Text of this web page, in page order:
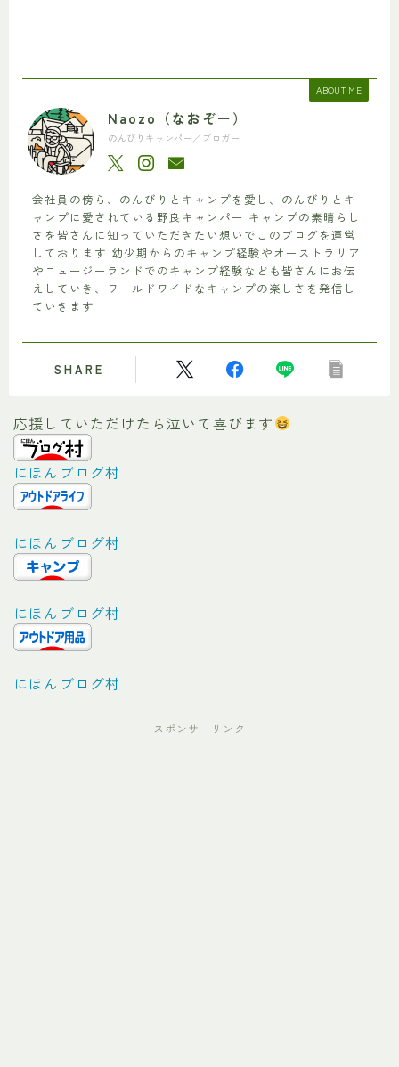
ABOUT ME
Naozo（なおぞー）
のんびりキャンパー／ブロガー
会社員の傍ら、のんびりとキャンプを愛し、のんびりとキ
ャンプに愛されている野良キャンパー キャンプの素晴らし
さを皆さんに知っていただきたい想いでこのブログを運営
しております 幼少期からのキャンプ経験やオーストラリア
やニュージーランドでのキャンプ経験なども皆さんにお伝
えしていき、ワールドワイドなキャンプの楽しさを発信し
ていきます
SHARE
応援していただけたら泣いて喜びます
にほんブログ村
にほんブログ村
にほんブログ村
にほんブログ村
スポンサーリンク